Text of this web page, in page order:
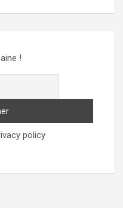
!
policy